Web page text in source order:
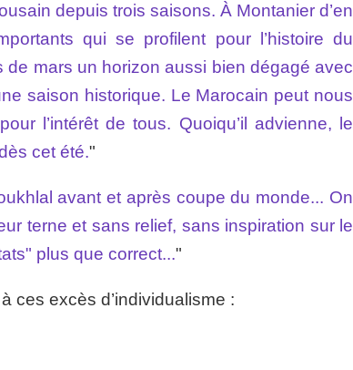
depuis trois saisons. À Montanier d’en
qui se profilent pour l’histoire du
de mars un horizon aussi bien dégagé avec
saison historique. Le Marocain peut nous
l’intérêt de tous. Quoiqu’il advienne, le
cet été."
avant et après coupe du monde... On
terne et sans relief, sans inspiration sur le
plus que correct..."
ces excès d’individualisme :